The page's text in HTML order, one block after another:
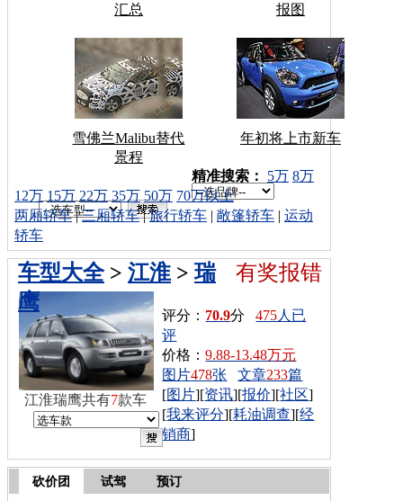
汇总
报图
雪佛兰Malibu替代
景程
年初将上市新车
车型搜索：
精准搜索： 5万 8万
12万 15万 22万 35万 50万 70万以上
两厢轿车|三厢轿车|旅行轿车 | 敞篷轿车 | 运动
轿车
有奖报错
车型大全> 江淮 >瑞
鹰
评分： 70.9分475人已
评
价格：9.88-13.48万元
图片478张 文章233篇
[图片][资讯][报价][社区]
[我来评分][耗油调查][经
销商]
江淮瑞鹰共有7款车
砍价团 试驾 预订